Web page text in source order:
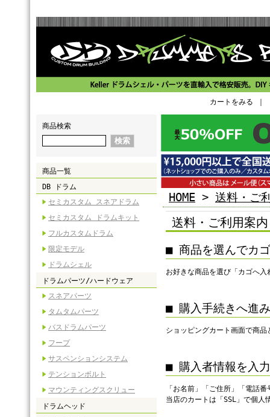
カートをみる
商品検索
商品一覧
DB ドラム
セミカスタム スネアドラム
セミカスタム ドラムキット
フルカスタムドラム
限定モデル
ドラムシェル
ドラムパーツ/ハードウェア
スネアパーツ
タムタムパーツ
バスドラムパーツ
フープ
サスペンションシステム
テンションボルト
マウンティングスクリュー
ドラムヘッド
HOME > 送料・ご
送料・ご利用案内
■ 商品を選んでカ
お好きな商品を選び「カゴへ
■ 購入手続きへ進
ショッピングカート画面で商
■ 購入者情報を入
「お名前」「ご住所」「電話
当店のカートは「SSL」で個人